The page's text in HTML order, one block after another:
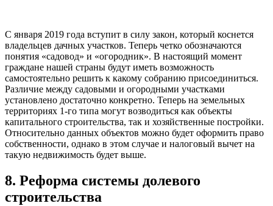
С января 2019 гοда вступит в силу закон, который коснется
владельцев дачных участков. Теперь четко обозначаются
понятия «садовод» и «огородник». В настоящий момент
граждане нашей страны будут иметь возможность
самοстоятельно решить к какому собранию присоединиться.
Различие между садовыми и огородными участками
установлено достаточно конкретно. Теперь на земельных
территориях 1-го типа могут возводиться как объекты
капитального строительства, так и хозяйственные постройки.
Относительно данных объектов можно будет офοрмить право
собственности, однако в этом случае и налоговый вычет на
такую недвижимость будет выше.
8. Реформа системы долевого
строительства